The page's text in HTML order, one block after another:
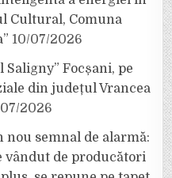
Cultural, Comuna
10/07/2026
Saligny” Focșani, pe
din județul Vrancea
2026
semnal de alarmă:
de producători